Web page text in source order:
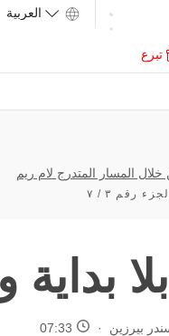
تبرع
المسار المتدرج لام ريم
الجزء رقم ٣ / ٧
بداية
بيرزين 07:33